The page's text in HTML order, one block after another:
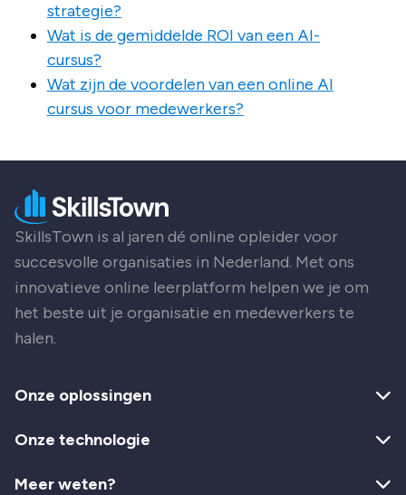
strategie?
Wat is de gemiddelde ROI van een AI-
cursus?
Wat zijn de voordelen van een online AI
cursus voor medewerkers?
SkillsTown is al jaren dé online opleider voor
succesvolle organisaties in Nederland. Met ons
innovatieve online leerplatform helpen we je om
het beste uit je organisatie en medewerkers te
halen.
Onze oplossingen
Onze technologie
Meer weten?